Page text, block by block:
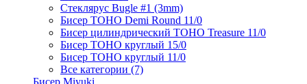
Стеклярус Bugle #1 (3mm)
Бисер TOHO Demi Round 11/0
Бисер цилиндрический TOHO Treasure 11/0
Бисер TOHO круглый 15/0
Бисер TOHO круглый 11/0
Все категории (7)
Бисер Miyuki